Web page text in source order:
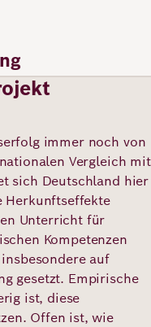
immer noch von
Vergleich mit
sich Deutschland hier
Herkunftseffekte
Unterricht für
Kompetenzen
auf
gesetzt. Empirische
ist, diese
Offen ist, wie